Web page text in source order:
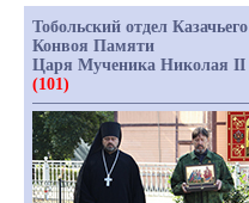
Тобольский отдел Казачьего
Конвоя Памяти
Царя Мученика Николая II
(101)